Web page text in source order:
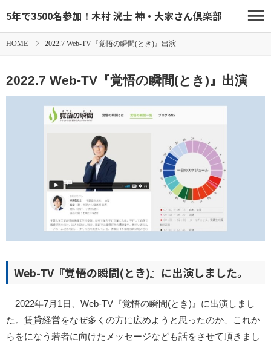
5年で3500名参加！木村 洸士 神・大家さん倶楽部
HOME 2022.7 Web-TV『覚悟の瞬間(とき)』出演
2022.7 Web-TV『覚悟の瞬間(とき)』出演
Web-TV『覚悟の瞬間(とき)』に出演しました。
2022年7月1日、Web-TV『覚悟の瞬間(とき)』に出演しまし
た。賃貸経営をなぜ多くの方に広めようと思ったのか、これか
らをになう若者に向けたメッセージなども話をさせて頂きまし